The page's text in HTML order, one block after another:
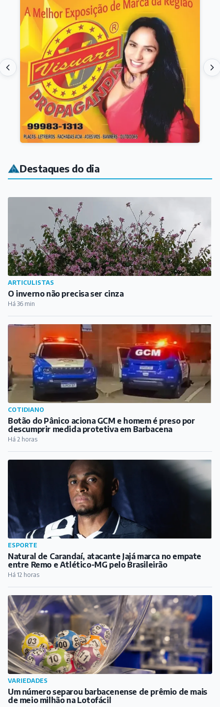
Destaques do dia
ARTICULISTAS
O inverno não precisa ser cinza
Há 36 min
COTIDIANO
Botão do Pânico aciona GCM e homem é preso por
descumprir medida protetiva em Barbacena
Há 2 horas
ESPORTE
Natural de Carandaí, atacante Jajá marca no empate
entre Remo e Atlético-MG pelo Brasileirão
Há 12 horas
VARIEDADES
Um número separou barbacenense de prêmio de mais
de meio milhão na Lotofácil